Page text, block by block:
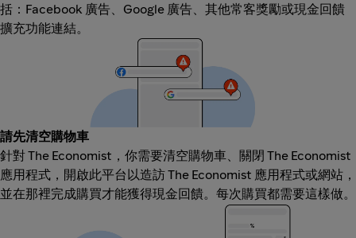
括：Facebook 廣告、Google 廣告、其他常客獎勵或現金回饋
擴充功能連結。
請先清空購物車
針對 The Economist，你需要清空購物車、關閉 The Economist
應用程式，開啟此平台以造訪 The Economist 應用程式或網站，
並在那裡完成購買才能獲得現金回饋。每次購買都需要這樣做。